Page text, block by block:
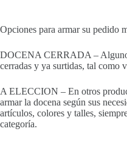
Opciones para armar su pedido
DOCENA CERRADA –
cerradas y ya surtidas, tal como
A ELECCION – En otros
armar la docena según sus
artículos, colores y talles,
categoría.